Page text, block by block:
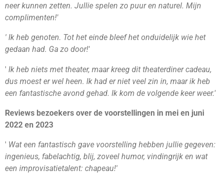
neer kunnen zetten. Jullie spelen zo puur en naturel. Mijn
complimenten!'
' Ik heb genoten. Tot het einde bleef het onduidelijk wie het
gedaan had. Ga zo door!'
' Ik heb niets met theater, maar kreeg dit theaterdiner cadeau,
dus moest er wel heen. Ik had er niet veel zin in, maar ik heb
een fantastische avond gehad. Ik kom de volgende keer weer.'
Reviews bezoekers over de voorstellingen in mei en juni
2022 en 2023
' Wat een fantastisch gave voorstelling hebben jullie gegeven:
ingenieus, fabelachtig, blij, zoveel humor, vindingrijk en wat
een improvisatietalent: chapeau!'